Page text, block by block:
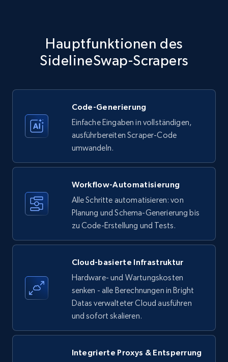
price, Currency, Availability, Reviews count, and
more.
Amazon products - Collects products by
specific keywords
Title, Seller name, Brand, Description, Initial
35.2K+ 5.7K+ Gratis testen
Amazon products - find products by using
upc numbers
Title, Seller name, Brand, Description, Initial
price, Currency, Availability, Reviews count, and
Hauptfunktionen des
SidelineSwap-Scrapers
Code-Generierung
Einfache Eingaben in vollständigen,
ausführbereiten Scraper-Code
umwandeln.
Workflow-Automatisierung
Alle Schritte automatisieren: von
Planung und Schema-Generierung bis
zu Code-Erstellung und Tests.
Cloud-basierte Infrastruktur
Hardware- und Wartungskosten
senken - alle Berechnungen in Bright
Datas verwalteter Cloud ausführen
und sofort skalieren.
Integrierte Proxys & Entsperrung